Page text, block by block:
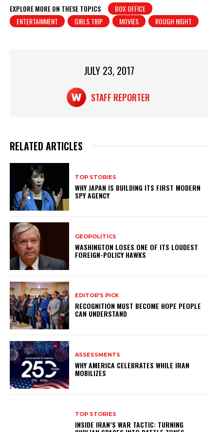
at
s
c
e
t
ar
e
EXPLORE MORE ON THESE TOPICS
BOX OFFICE
ENTERTAINMENT
GIRLS TRIP MOVIES ROUGH NIGHT
JULY 23, 2017
STAFF REPORTER
RELATED ARTICLES
TOP STORIES
WHY JAPAN IS BUILDING ITS FIRST MODERN
SPY AGENCY
GEOPOLITICS
WASHINGTON LOSES ONE OF ITS LOUDEST
FOREIGN-POLICY HAWKS
EDITOR'S PICK
RECOGNITION MUST BECOME HOPE PEOPLE
CAN UNDERSTAND
ASSESSMENTS
WHY AMERICA CELEBRATES WHILE IRAN
MOBILIZES
TOP STORIES
INSIDE IRAN’S WAR TACTIC: TURNING